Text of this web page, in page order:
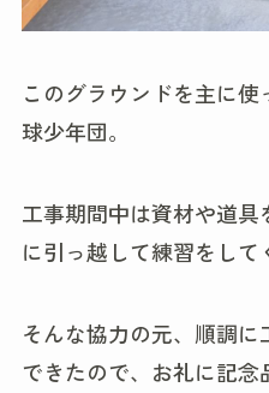
このグラウンドを主に
球少年団。
工事期間中は資材や道
に引っ越して練習をして
そんな協力の元、順調
できたので、お礼に記